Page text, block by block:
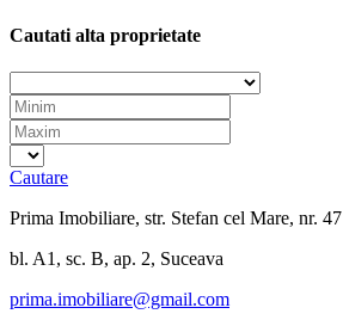
Cautati alta proprietate
Cautare
Prima Imobiliare, str. Stefan cel Mare, nr. 47
bl. A1, sc. B, ap. 2, Suceava
prima.imobiliare@gmail.com